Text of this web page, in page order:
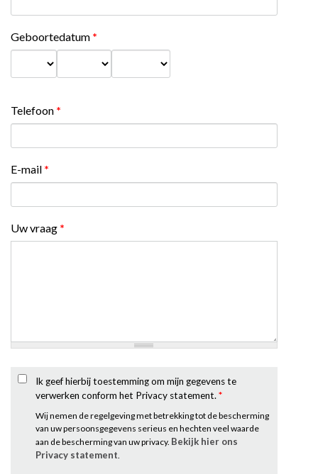
Geboortedatum *
Telefoon *
E-mail *
Uw vraag *
Ik geef hierbij toestemming om mijn gegevens te
verwerken conform het Privacy statement.*
Wij nemen de regelgeving met betrekking tot de bescherming
van uw persoonsgegevens serieus en hechten veel waarde
aan de bescherming van uw privacy. Bekijk hier ons
Privacy statement.